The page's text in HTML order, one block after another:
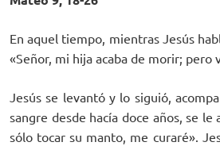
En aquel tiempo, mientras Jesús
«Señor, mi hija acaba de morir;
Jesús se levantó y lo siguió,
sangre desde hacía doce años, se
sólo tocar su manto, me curaré».